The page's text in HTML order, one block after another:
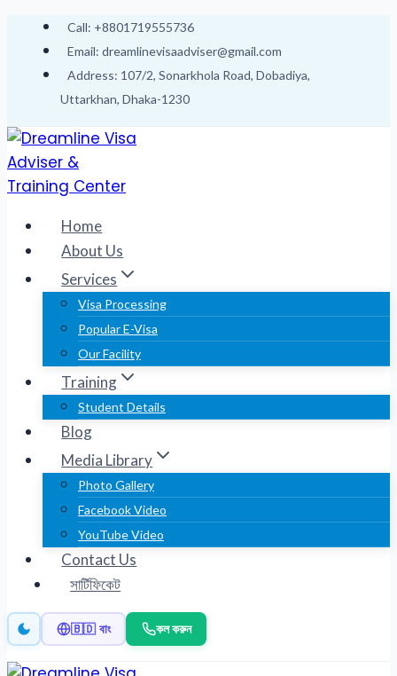
content
Call: +8801719555736
Email: dreamlinevisaadviser@gmail.com
Address: 107/2, Sonarkhola Road, Dobadiya,
Uttarkhan, Dhaka-1230
Home
About Us
Services
Visa Processing
Popular E-Visa
Our Facility
Training
Student Details
Blog
Media Library
Photo Gallery
Facebook Video
YouTube Video
Contact Us
সার্টিফিকেট
🇧🇩 বাং কল করুন